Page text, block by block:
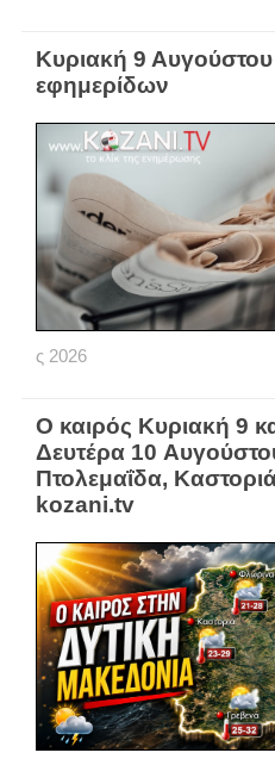
Κυριακή 9
εφημερίδων
ς 2026
Ο καιρός Κυριακή 9
Δευτέρα 10
Πτολεμαΐδα,
kozani.tv